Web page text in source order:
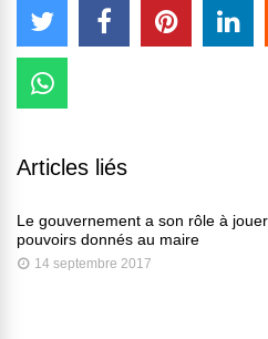
Articles liés
Le gouvernement a son rôle à
pouvoirs donnés au maire
14 septembre 2017